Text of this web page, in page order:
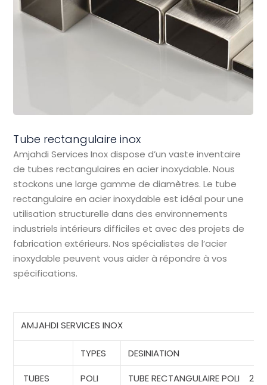
Tube rectangulaire inox
Amjahdi Services Inox dispose d’un vaste inventaire
de tubes rectangulaires en acier inoxydable. Nous
stockons une large gamme de diamètres. Le tube
rectangulaire en acier inoxydable est idéal pour une
utilisation structurelle dans des environnements
industriels intérieurs difficiles et avec des projets de
fabrication extérieurs. Nos spécialistes de l’acier
inoxydable peuvent vous aider à répondre à vos
spécifications.
AMJAHDISERVICESINOX
TYPES
DESINIATION
TUBES
POLI TUBE RECTANGULAIREPOLI